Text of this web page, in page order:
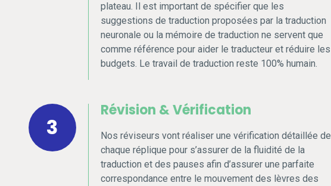
plateau. Il est important de spécifier que les
suggestions de traduction proposées par la traduction
neuronale ou la mémoire de traduction ne servent que
comme référence pour aider le traducteur et réduire les
budgets. Le travail de traduction reste 100% humain.
3
Révision & Vérification
Nos réviseurs vont réaliser une vérification détaillée de
chaque réplique pour s’assurer de la fluidité de la
traduction et des pauses afin d’assurer une parfaite
correspondance entre le mouvement des lèvres des